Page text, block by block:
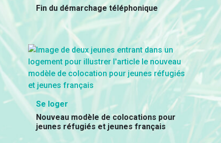
Fin du démarchage téléphonique
Se loger
Nouveau modèle de colocations pour
jeunes réfugiés et jeunes français